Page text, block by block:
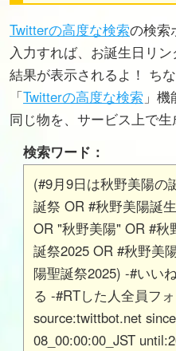
Twitterの高度な検索の検索
入力すれば、お誕生日リ
結果が表示されるよ！ ち
「Twitterの高度な検索 」
同じ物を、サービス上で生
検索ワード：
(#9月9日は秋野美陽の
誕祭 OR #秋野美陽誕
OR "秋野美陽" OR #秋
誕祭2025 OR #秋野美
陽聖誕祭2025) -#いい
る -#RTした人全員フ
source:twittbot.net
08_00:00:00_JST